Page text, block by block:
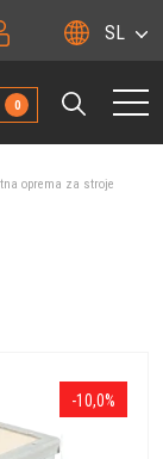
SL
0
oprema za stroje
-10,0%